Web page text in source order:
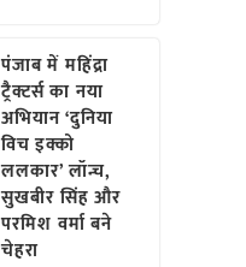
पंजाब में महिंद्रा
ट्रैक्टर्स का नया
अभियान ‘दुनिया
विच इक्को
ललकार’ लॉन्च,
सुखबीर सिंह और
परमिश वर्मा बने
चेहरा